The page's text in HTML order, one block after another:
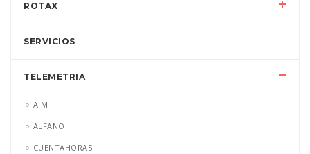
ROTAX
SERVICIOS
TELEMETRIA
AIM
ALFANO
CUENTAHORAS